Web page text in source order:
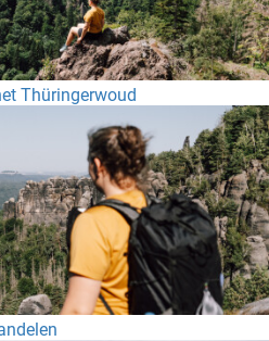
Thüringerwoud